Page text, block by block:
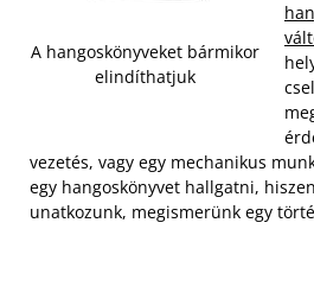
A hangoskönyveket bármikor
elindíthatjuk
vezetés, vagy egy mechanikus
egy hangoskönyvet hallgatni,
unatkozunk, megismerünk egy